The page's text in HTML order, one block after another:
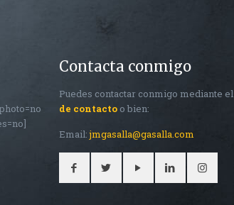
Contacta conmigo
Puedes contactar conmigo mediante el
de contactoo bien:
Email:jmgasalla@gasalla.com